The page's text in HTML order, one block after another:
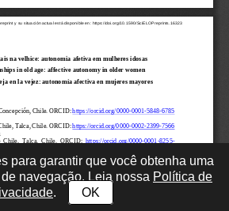
para garantir que você obtenha uma
navegação. Leia nossa Política de
. OK